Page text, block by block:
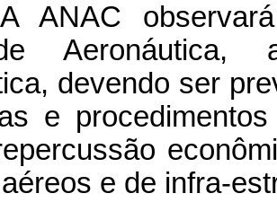
ANAC
devendo ser
e
e de infra-